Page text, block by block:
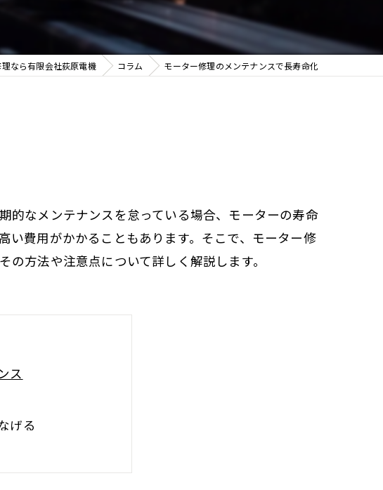
メンテナンス
販売
なら有限会社荻原電機 コラム モーター修理のメンテナンスで長寿命化
的なメンテナンスを怠っている場合、モーターの寿命
い費用がかかることもあります。そこで、モーター修
方法や注意点について詳しく解説します。
ス
げる
ーの寿命を延ばす